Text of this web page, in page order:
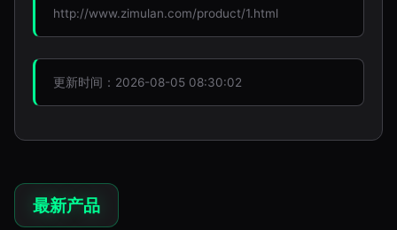
http://www.zimulan.com/product/1.html
更新时间：2026-08-05 08:30:02
最新产品